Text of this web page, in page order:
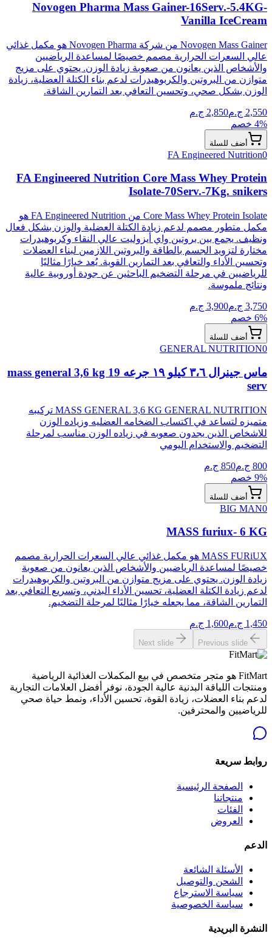
Novogen Pharma Mass Gainer-16Serv.-5.4KG-
Vanilla IceCream
Novogen Mass Gainer من شركة Novogen Pharma هو مكمل غذائي
عالي السعرات الحرارية مصمم خصيصًا لمساعدة الرياضيين
والأشخاص الذين يعانون من صعوبة زيادة الوزن. يحتوي على مزيج
متوازن من البروتين والكربوهيدرات لدعم بناء الكتلة العضلية، زيادة
الوزن بشكل صحي، وتحسين التعافي بعد التمارين الشاقة.
2,550 ج.م2,850 ج.م
4% خصم
أضف للسلة
FA Engineered Nutrition0
FA Engineered Nutrition Core Mass Whey Protein
Isolate-70Serv.-7Kg. snikers
Core Mass Whey Protein Isolate من FA Engineered Nutrition هو
مكمل متطور مصمم لدعم زيادة الكتلة العضلية والوزن بشكل فعال
ونظيف. يجمع بين بروتين واي أيزوليت عالي النقاء وكربوهيدرات
مختارة لتزويد الجسم بالطاقة والبروتين اللازمين لبناء العضلات
وتحسين الأداء والتعافي بعد التمارين القوية. يُعد خيارًا مثاليًا
للرياضيين في مرحلة التضخيم الباحثين عن جودة أوروبية عالية
ونتائج ملموسة.
3,750 ج.م3,900 ج.م
6% خصم
أضف للسلة
GENERAL NUTRITION0
ماس جينرال ٣،٦ كيلو ١٩ جرعه mass general 3,6 kg 19
serv
MASS GENERAL 3,6 KG GENERAL NUTRITION تركيبه
متميزه لتساعد في اكتساب الضخامه العضليه وزياده الوزن
للاشخاص الذين يجدون صعوبه في زياده الوزن مناسب لمرحلة
التضخيم والاستخدام اليومي
800 ج.م850 ج.م
9% خصم
أضف للسلة
BIG MAN0
MASS furiux- 6 KG
MASS FURiUX هو مكمل غذائي عالي السعرات الحرارية مصمم
خصيصًا لمساعدة الرياضيين والأشخاص الذين يعانون من صعوبة
زيادة الوزن. يحتوي على مزيج متوازن من البروتين والكربوهيدرات
لدعم زيادة الكتلة العضلية، تحسين الأداء البدني، وتسريع التعافي بعد
التمارين الشاقة، مما يجعله خيارًا مثاليًا لمرحلة التضخيم.
1,450 ج.م1,600 ج.م
Previous slide
Next slide
FitMart هو متجر متخصص في بيع المكملات الغذائية الرياضية
ومنتجات اللياقة البدنية عالية الجودة، نوفر أفضل العلامات التجارية
لدعم بناء العضلات، زيادة القوة، تحسين الأداء، ونمط حياة صحي
للرياضيين والمحترفين.
روابط سريعة
الصفحة الرئيسية
منتجاتنا
الفئات
العروض
الدعم
الأسئلة الشائعة
الشحن والتوصيل
سياسة الاسترجاع
سياسة الخصوصية
النشرة البريدية